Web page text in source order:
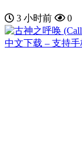
3 小时前 0